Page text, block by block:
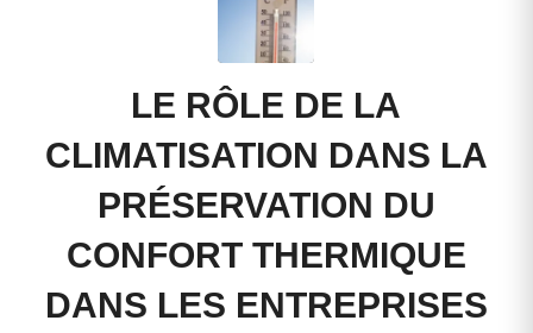
LE RÔLE DE LA
CLIMATISATION DANS LA
PRÉSERVATION DU
CONFORT THERMIQUE
DANS LES ENTREPRISES